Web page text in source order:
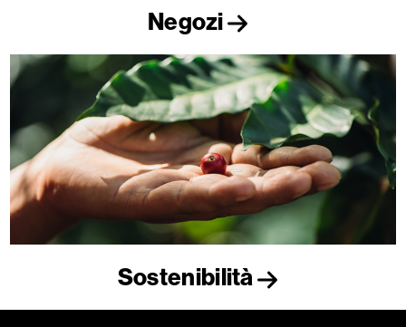
Negozi
Sostenibilità